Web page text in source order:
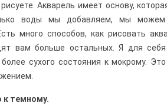
Акварель имеет основу,
воды мы добавляем, мы можем
много способов, как рисовать
вам больше остальных. Я для
сухого состояния к мокрому.
к темному.